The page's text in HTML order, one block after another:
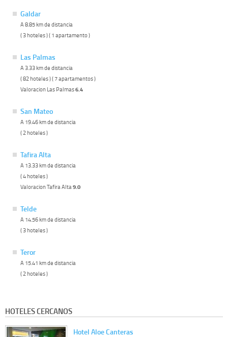
Galdar
A 8.85 km de distancia
( 3 hoteles ) ( 1 apartamento )
Las Palmas
A 3.33 km de distancia
( 82 hoteles ) ( 7 apartamentos )
Valoracion Las Palmas6.4
San Mateo
A 19.46 km de distancia
( 2 hoteles )
Tafira Alta
A 13.33 km de distancia
( 4 hoteles )
Valoracion Tafira Alta 9.0
Telde
A 14.56 km de distancia
( 3 hoteles )
Teror
A 15.41 km de distancia
( 2 hoteles )
HOTELES CERCANOS
Hotel Aloe Canteras